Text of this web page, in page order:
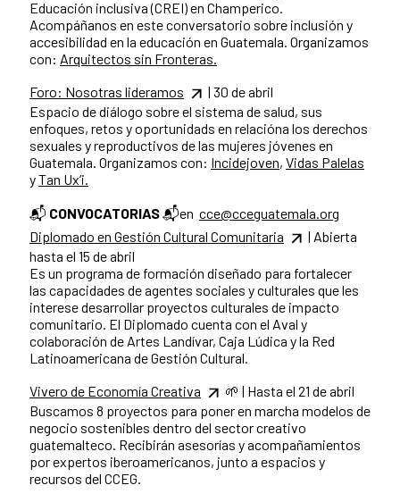
Educación inclusiva (CREI) en Champerico.
Acompáñanos en este conversatorio sobre inclusión y
accesibilidad en la educación en Guatemala. Organizamos
con: Arquitectos sin Fronteras.
Foro: Nosotras lideramos
| 30 de abril
Espacio de diálogo sobre el sistema de salud, sus
enfoques, retos y oportunidads en relacióna los derechos
sexuales y reproductivos de las mujeres jóvenes en
Guatemala. Organizamos con: Incidejoven, Vidas Palelas
yTan Ux’i.
📬 CONVOCATORIAS📬en cce@cceguatemala.org
Diplomado en Gestión Cultural Comunitaria
| Abierta
hasta el 15 de abril
Es un programa de formación diseñado para fortalecer
las capacidades de agentes sociales y culturales que les
interese desarrollar proyectos culturales de impacto
comunitario. El Diplomado cuenta con el Aval y
colaboración de Artes Landívar, Caja Lúdica y la Red
Latinoamericana de Gestión Cultural.
Vivero de Economía Creativa
🌱 | Hasta el 21 de abril
Buscamos 8 proyectos para poner en marcha modelos de
negocio sostenibles dentro del sector creativo
guatemalteco. Recibirán asesorías y acompañamientos
por expertos iberoamericanos, junto a espacios y
recursos del CCEG.